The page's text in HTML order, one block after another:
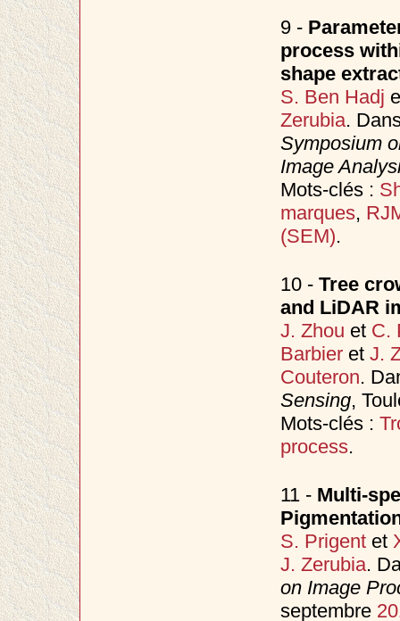
9 -
process
shape
S. Ben Hadj
Zerubia.
Symposium
Image
Mots-clés :
marques,
(SEM).
10 - Tree
and LiDAR
J. Zhou et C.
Barbieret J.
Couteron.
Sensing,
Mots-clés :
process.
11 - Multi-
S. Prigentet
J. Zerubia.
on Image
septembre